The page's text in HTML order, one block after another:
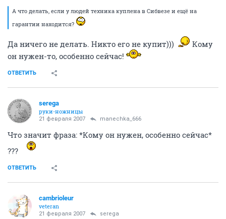
А что делать, если у людей техника куплена в Сибвезе и ещё на
гарантии находится?
Да ничего не делать. Никто его не купит)))
Кому
он нужен-то, особенно сейчас!
ОТВЕТИТЬ
serega
руки-ножницы
21 февраля 2007 manechka_666
Что значит фраза: *Кому он нужен, особенно сейчас*
???
ОТВЕТИТЬ
cambrioleur
veteran
21 февраля 2007 serega